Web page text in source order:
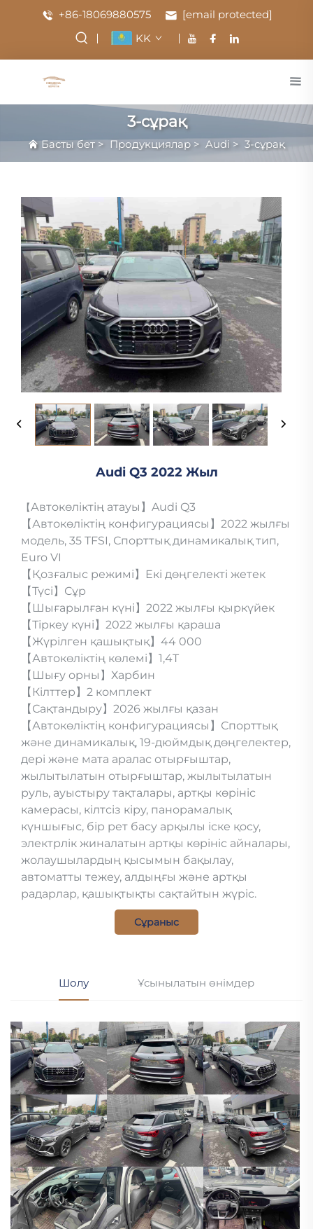
+86-18069880575
[email protected]
KK
3-сұрақ
Басты бет > Продукциялар > Audi > 3-сұрақ
Audi Q3 2022 Жыл
【Автокөліктің атауы】Audi Q3
【Автокөліктің конфигурациясы】2022 жылғы
модель, 35 TFSI, Спорттық динамикалық тип,
Euro VI
【Қозғалыс режимі】Екі дөңгелекті жетек
【Түсі】Сұр
【Шығарылған күні】2022 жылғы қыркүйек
【Тіркеу күні】2022 жылғы қараша
【Жүрілген қашықтық】44 000
【Автокөліктің көлемі】1,4T
【Шығу орны】Харбин
【Кілттер】2 комплект
【Сақтандыру】2026 жылғы қазан
【Автокөліктің конфигурациясы】Спорттық
және динамикалық, 19-дюймдық дөңгелектер,
дері және мата аралас отырғыштар,
жылытылатын отырғыштар, жылытылатын
руль, ауыстыру тақталары, артқы көрініс
камераcы, кілтсіз кіру, панорамалық
күншығыс, бір рет басу арқылы іске қосу,
электрлік жиналатын артқы көрініс айналары,
жолаушылардың қысымын бақылау,
автоматты тежеу, алдыңғы және артқы
радарлар, қашықтықты сақтайтын жүріс.
Сұраныс
Шолу Ұсынылатын өнімдер